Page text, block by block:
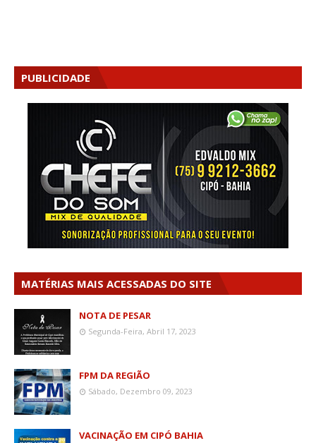
PUBLICIDADE
MATÉRIAS MAIS ACESSADAS DO SITE
NOTA DE PESAR
Segunda-Feira, Abril 17, 2023
FPM DA REGIÃO
Sábado, Dezembro 09, 2023
VACINAÇÃO EM CIPÓ BAHIA